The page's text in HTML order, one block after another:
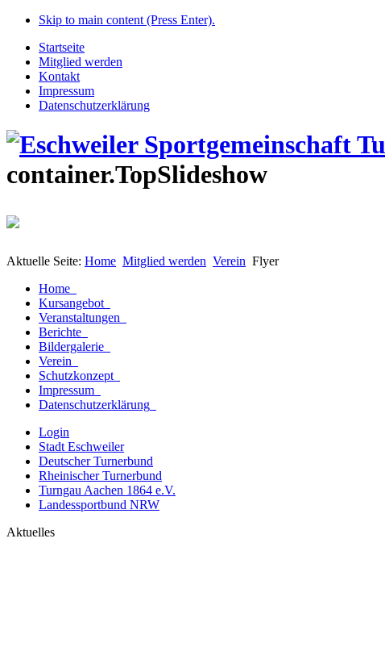
Skip to main content (Press Enter).
Startseite
Mitglied werden
Kontakt
Impressum
Datenschutzerklärung
container.TopSlideshow
Aktuelle Seite: Home Mitglied werden Verein Flyer
Home
Kursangebot
Veranstaltungen
Berichte
Bildergalerie
Verein
Schutzkonzept
Impressum
Datenschutzerklärung
Login
Stadt Eschweiler
Deutscher Turnerbund
Rheinischer Turnerbund
Turngau Aachen 1864 e.V.
Landessportbund NRW
Aktuelles